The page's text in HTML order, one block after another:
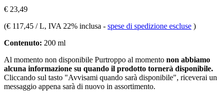
€ 23,49
(€ 117,45 / L, IVA 22% inclusa - spese di spedizione escluse )
Contenuto: 200 ml
Al momento non disponibile Purtroppo al momento non abbiamo
alcuna informazione su quando il prodotto tornerà disponibile.
Cliccando sul tasto "Avvisami quando sarà disponibile", riceverai un
messaggio appena sarà di nuovo in assortimento.